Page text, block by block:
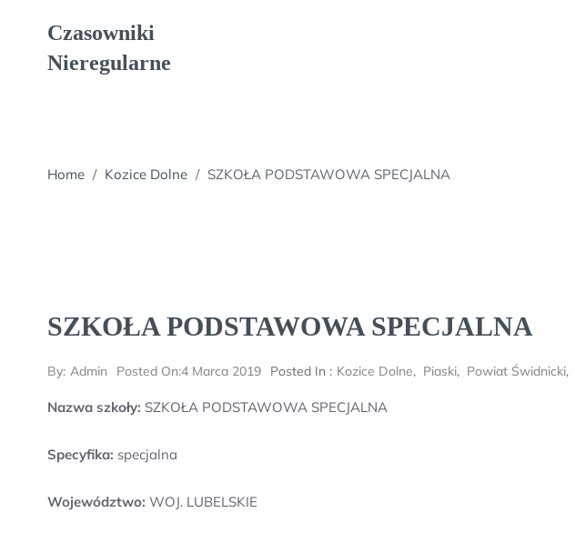
Czasowniki
Nieregularne
Home / Kozice Dolne / SZKOŁA PODSTAWOWA SPECJALNA
SZKOŁA PODSTAWOWA SPECJALNA
By: Admin Posted On:4 Marca 2019 Posted In : Kozice Dolne, Piaski, Powiat Świdnicki,
Nazwa szkoły: SZKOŁA PODSTAWOWA SPECJALNA
Specyfika: specjalna
Województwo: WOJ. LUBELSKIE